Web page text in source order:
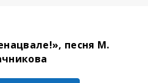
песня М.